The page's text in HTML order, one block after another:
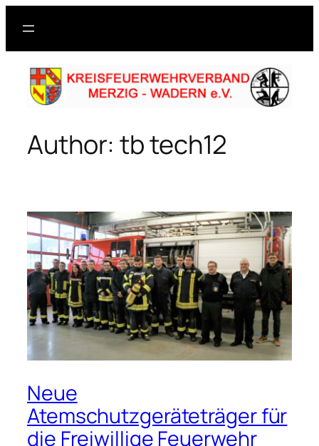
content
Author:tb tech12
Neue
Atemschutzgeräteträger für
die Freiwillige Feuerwehr